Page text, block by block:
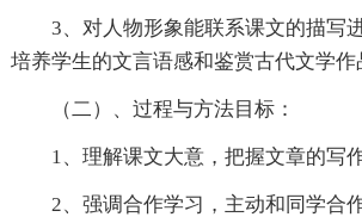
3、对人物形象能联系课文的描写
培养学生的文言语感和鉴赏古代文学作
（二）、过程与方法目标：
1、理解课文大意，把握文章的写
2、强调合作学习，主动和同学合